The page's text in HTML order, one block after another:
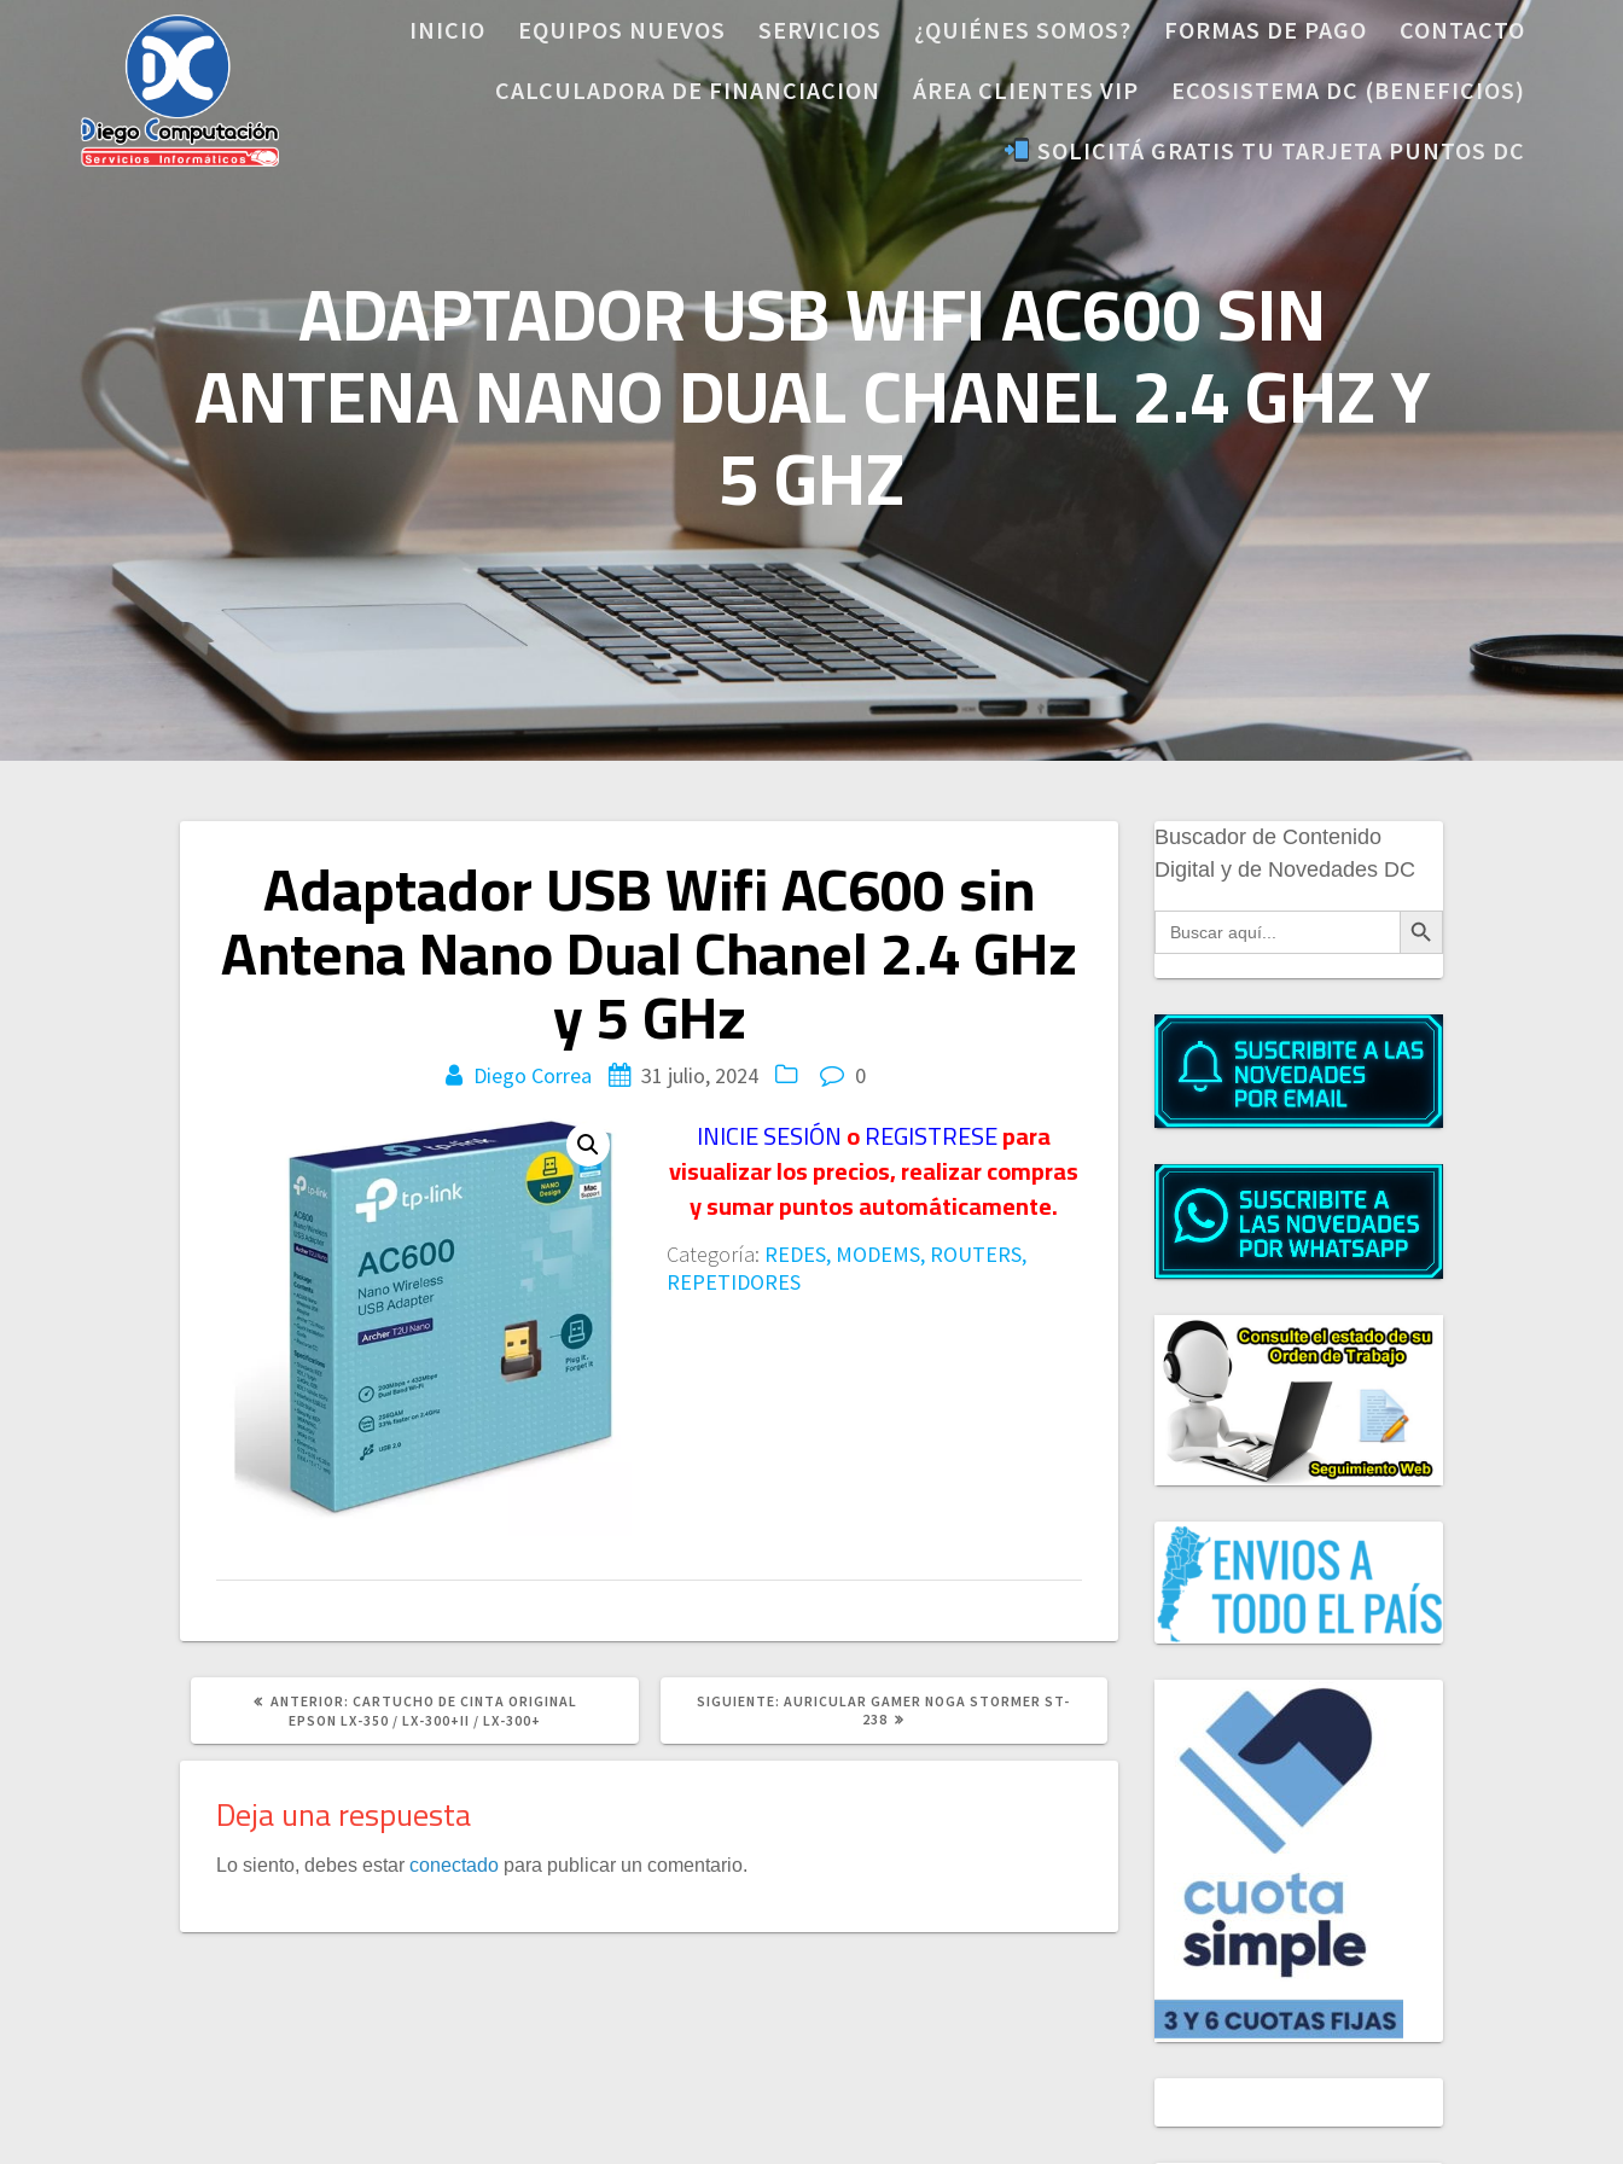
INICIO EQUIPOS NUEVOS SERVICIOS ¿QUIÉNES SOMOS? FORMAS DE PAGO
CONTACTO
CALCULADORA DE FINANCIACION
ÁREA CLIENTES VIP
ECOSISTEMA DC (BENEFICIOS)
SOLICITÁ GRATIS TU TARJETA PUNTOS DC
ADAPTADOR USB WIFI AC600 SIN
ANTENA NANO DUAL CHANEL 2.4 GHZ Y
5 GHZ
Adaptador USB Wifi AC600 sin
Antena Nano Dual Chanel 2.4 GHz
y 5 GHz
Diego Correa 31 julio, 2024 0
INICIE SESIÓNoREGISTRESEpara
visualizar los precios, realizar compras
y sumar puntos automáticamente.
Categoría: REDES, MODEMS, ROUTERS,
REPETIDORES
Navegación
de
ANTERIOR: POST
ANTERIOR:
CARTUCHO DE CINTA ORIGINAL
EPSON LX-350 / LX-300+II / LX-300+
SIGUIENTE: SIGUIENTE
AURICULAR GAMER NOGA STORMER ST-
238
Deja una respuesta
Lo siento, debes estarconectado para publicar un comentario.
Buscador de Contenido
Digital y de Novedades DC
Buscar: Botón de búsqueda